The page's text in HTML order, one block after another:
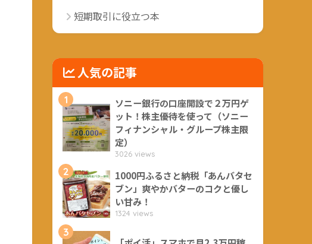
短期取引に役立つ本
人気の記事
1
ソニー銀行の口座開設で２万円ゲ
ット！株主優待を使って（ソニー
フィナンシャル・グループ株主限
定）
3026 views
2
1000円ふるさと納税「あんバタセ
ブン」爽やかバターのコクと優し
い甘み！
1324 views
3